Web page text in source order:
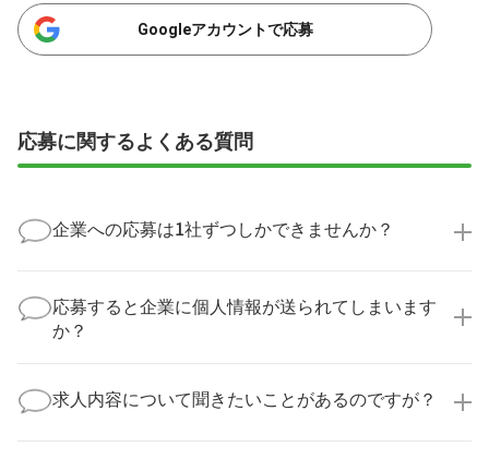
Googleアカウントで応募
応募に関するよくある質問
企業への応募は1社ずつしかできませんか？
実際に医療キャリアナビを利用して転職に成功した方
の多くは、複数応募して自分に合った職場を選ばれて
います。
応募すると企業に個人情報が送られてしまいます
か？
業様に個人情報が送られることはありません！
より詳細な求人情報をご確認いただいた上で、転職希
求人内容について聞きたいことがあるのですが？